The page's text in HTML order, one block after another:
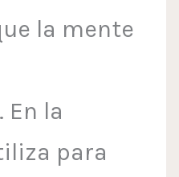
la mente
la
para